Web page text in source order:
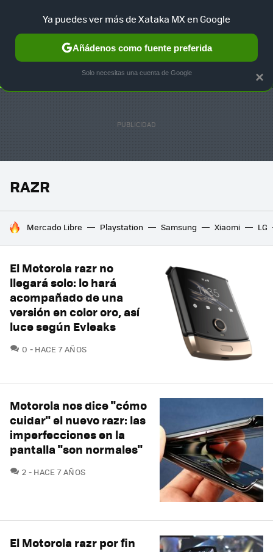
SELECCIÓN GAMING HOME AUTO TERRITORIO
RAZR
HOY SE HABLA DE
Mercado Libre Playstation Samsung Xiaomi LG
El Motorola razr no
llegará solo: lo hará
acompañado de una
versión en color oro, así
luce según Evleaks
0 COMENTARIOS
HACE 7 AÑOS
Motorola nos dice "cómo
cuidar" el nuevo razr: las
imperfecciones en la
pantalla "son normales"
2 COMENTARIOS
HACE 7 AÑOS
El Motorola razr por fin
×
Ya puedes ver más de Xataka MX en Google
Añádenos como fuente preferida
Solo necesitas una cuenta de Google